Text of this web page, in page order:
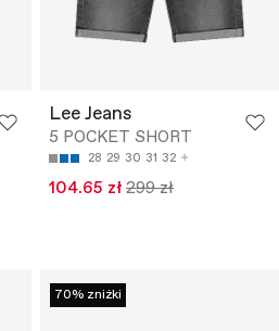
Lee Jeans
5 POCKET SHORT
28 29 30 31 32
104.65 zł 299 zł
70% zniżki